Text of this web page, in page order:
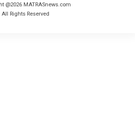
@2026 MATRASnews.com
All Rights Reserved